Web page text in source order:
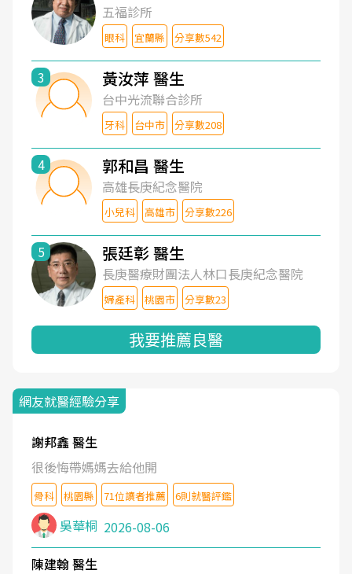
五福診所
眼科 宜蘭縣 分享數542
3 黃汝萍 醫生
台中光流聯合診所
牙科 台中市 分享數208
4 郭和昌 醫生
高雄長庚紀念醫院
小兒科 高雄市 分享數226
5 張廷彰 醫生
長庚醫療財團法人林口長庚紀念醫院
婦產科 桃園市 分享數23
我要推薦良醫
網友就醫經驗分享
謝邦鑫 醫生
很後悔帶媽媽去給他開
骨科 桃園縣 71位讀者推薦 6則就醫評鑑
吳華桐 2026-08-06
陳建翰 醫生